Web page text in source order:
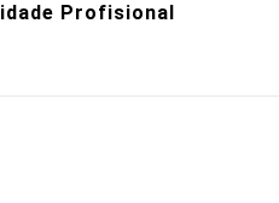
Profisional